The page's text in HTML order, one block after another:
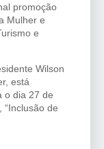
promoção
Mulher e
e
Wilson
está
o dia 27 de
de